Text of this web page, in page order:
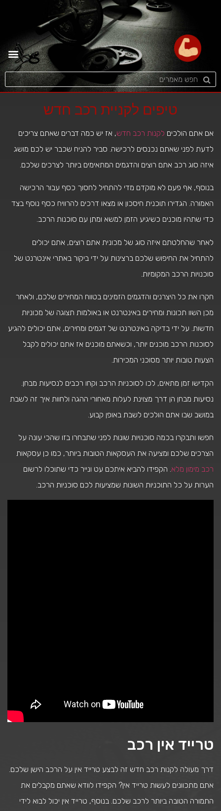
טיפים לקניית רכב חדש
אם אתם הולכים לקנות רכב חדש, אז יש כמה דברים שאתם צריכים
לדעת לפני שאתם נכנסים לרכישה. סביר להניח שכבר יש לכם מושג
איזה סוג רכב אתם רוצים והדגמים המתאימים ביותר לצרכים שלכם.
בנוסף, אף פעם לא מוקדם מדי להתחיל לחסוך כסף עבור הרכישה
האמורה. הגדירו תוכנית חיסכון או מצאו דרכים להרוויח כסף נוסף בצד
כדי שתהיו מוכנים כשיגיע הזמן למשא ומתן עם סוכנות הרכב.
לאחר שהחלטתם איזה סוג של מכונית אתם רוצים, אתם יכולים
להתחיל את החיפוש שלכם ברצינות על ידי ביקור באתרי אינטרנט של
סוכנויות הרכב המקומיות.
חקרו את כל היצרנים והדגמים הזמינים בטווח המחירים שלכם, ולאחר
מכן השוו תכונות ומחירים באינטרנט או באולמות תצוגה של מכוניות
חדשות. על ידי בדיקה באינטרנט של דגמים ומחירים, אתם יכולים להגיע
לסוכנות הרכב מוכנים יותר, וכשאתם מוכנים אז אתם יכולים לקבל
הצעות טובות יותר מסוכני המכירות.
הקדישו זמן מתאים, לכו לסוכניות הרכב וקחו רכבים לנסיעות מבחן.
נסיעות מבחן הן דרך מצוינת לעלות מאחורי ההגה ולחוות איך זה לשבת
במושב שבו אתם הולכים לשבת באופן קבוע.
חפשו ותבקרו בכמה סוכנויות שונות לפני שתבחרו בזו שהכי עונה על
הצרכים שלכם ומציעה את העסקאות הטובות ביותר, כמו כן עסקאות
רכב מימון מלא. הקפידו להביא איתכם עט ונייר כדי שתוכלו לרשום
הערות על כל התוכניות השונות שמציעות לכם סוכניות הרכב.
טרייד אין רכב
דרך מעולה לקנות רכב חדש זה לבצע טרייד אין על הרכב הישן שלכם.
אתם מתכוונים לעשות טרייד אין? הקפידו לוודא שאתם מקבלים את
התמורה הטובה ביותר לרכב שלכם. בנוסף, טרייד אין יכול לבוא לידי